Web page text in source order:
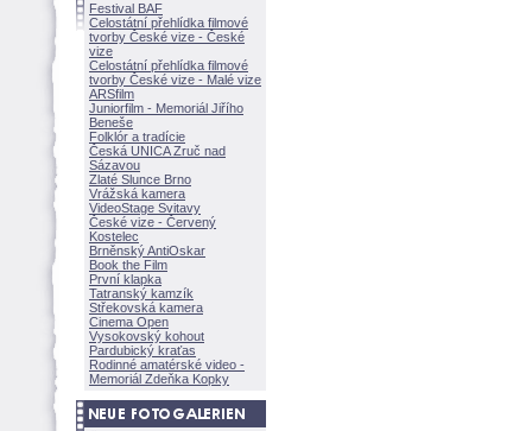
Festival BAF
Celostátní přehlídka filmové
tvorby České vize - České
vize
Celostátní přehlídka filmové
tvorby České vize - Malé vize
ARSfilm
Juniorfilm - Memoriál Jiřího
Beneše
Folklór a tradície
Česká UNICA Zruč nad
Sázavou
Zlaté Slunce Brno
Vrážská kamera
VideoStage Svitavy
České vize - Červený
Kostelec
Brněnský AntiOskar
Book the Film
První klapka
Tatranský kamzík
Střekovská kamera
Cinema Open
Vysokovský kohout
Pardubický kraťas
Rodinné amatérské video -
Memoriál Zdeňka Kopky